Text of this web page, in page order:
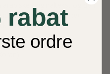
originaltekst og den
fåsDen Klare Koran
specialudgaveher.
rabat
ordre